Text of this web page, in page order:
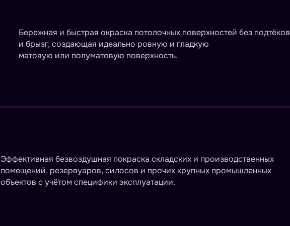
Бережная и быстрая окраска потолочных поверхностей без подтёков
и брызг, создающая идеально ровную и гладкую
матовую или полуматовую поверхность.
Эффективная безвоздушная покраска складских и производственных
помещений, резервуаров, силосов и прочих крупных промышленных
объектов с учётом специфики эксплуатации.